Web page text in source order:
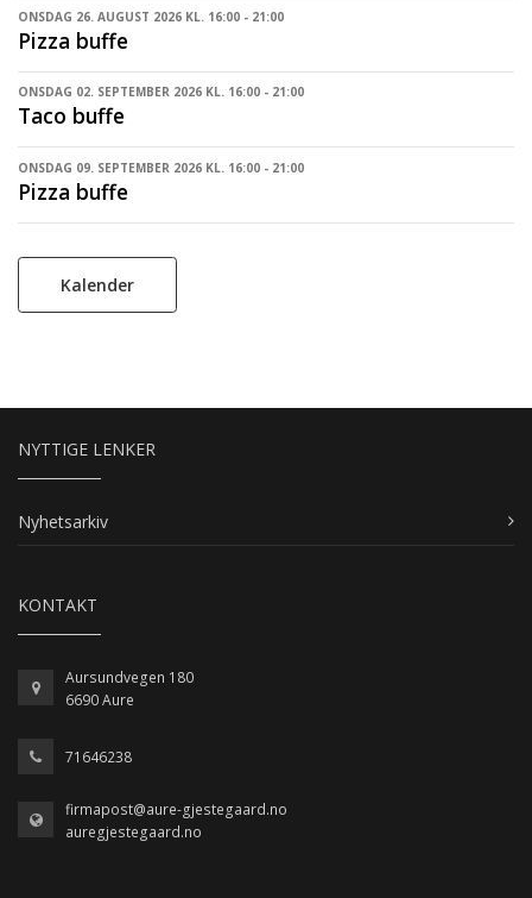
ONSDAG 26. AUGUST 2026 KL. 16:00 - 21:00
Pizza buffe
ONSDAG 02. SEPTEMBER 2026 KL. 16:00 - 21:00
Taco buffe
ONSDAG 09. SEPTEMBER 2026 KL. 16:00 - 21:00
Pizza buffe
Kalender
NYTTIGE LENKER
Nyhetsarkiv
KONTAKT
Aursundvegen 180
6690 Aure
71646238
firmapost@aure-gjestegaard.no
auregjestegaard.no